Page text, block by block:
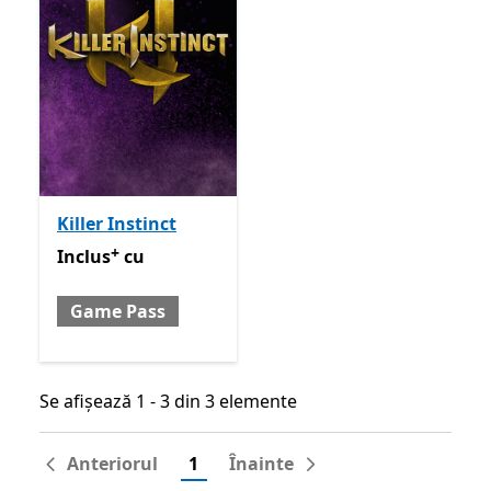
Killer Instinct
Inclus cu Game Pass
Inclus+ cu
Game Pass
Se afișează 1 - 3 din 3 elemente
Se afișează 1 - 3 din 3 elemente
Anteriorul 1 Înainte